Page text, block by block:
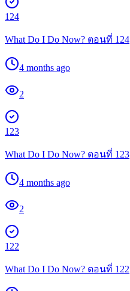
124
What Do I Do Now? ตอนที่ 124
4 months ago
2
123
What Do I Do Now? ตอนที่ 123
4 months ago
2
122
What Do I Do Now? ตอนที่ 122